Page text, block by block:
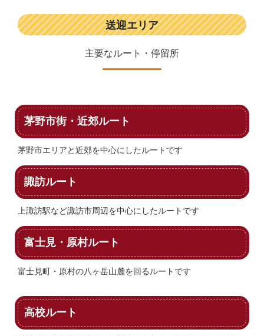
送迎エリア
主要なルート・停留所
茅野市街・近郊ルート
茅野市エリアと近郊を中心にしたルートです
諏訪ルート
上諏訪駅など諏訪市周辺を中心にしたルートです
富士見・原村ルート
富士見町・原村の八ヶ岳山麓を回るルートです
高校ルート